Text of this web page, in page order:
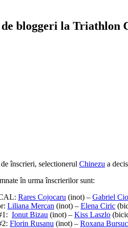
bloggeri la Triathlon
înscrieri, selectionerul Chinezu a
în urma înscrierilor sunt:
Rares Cojocaru (inot) – Gabriel
Liliana Mercan (inot) – Elena Ciric
Ionut Bizau (inot) – Kiss Laszlo
Florin Rusanu (inot) – Roxana Bursuc